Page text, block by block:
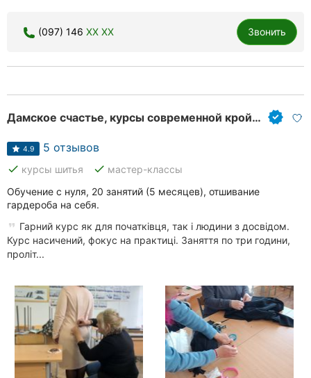
(097) 146 XX XX Звонить
Дамское счастье, курсы современной кройки и шитья
4.9 5 отзывов
done курсы шитья done мастер-классы
Обучение с нуля, 20 занятий (5 месяцев), отшивание
гардероба на себя.
Гарний курс як для початківця, так і людини з досвідом.
Курс насичений, фокус на практиці. Заняття по три години,
проліт...